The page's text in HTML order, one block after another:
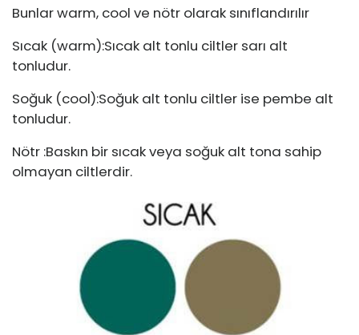
Bunlar warm, cool ve nötr olarak sınıflandırılır
Sıcak (warm):Sıcak alt tonlu ciltler sarı alt
tonludur.
Soğuk (cool):Soğuk alt tonlu ciltler ise pembe alt
tonludur.
Nötr :Baskın bir sıcak veya soğuk alt tona sahip
olmayan ciltlerdir.